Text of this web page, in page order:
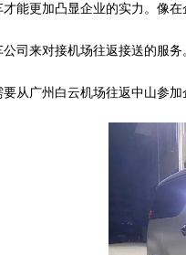
能更加凸显企业的实力。像
司来对接机场往返接送的服
从广州白云机场往返中山参